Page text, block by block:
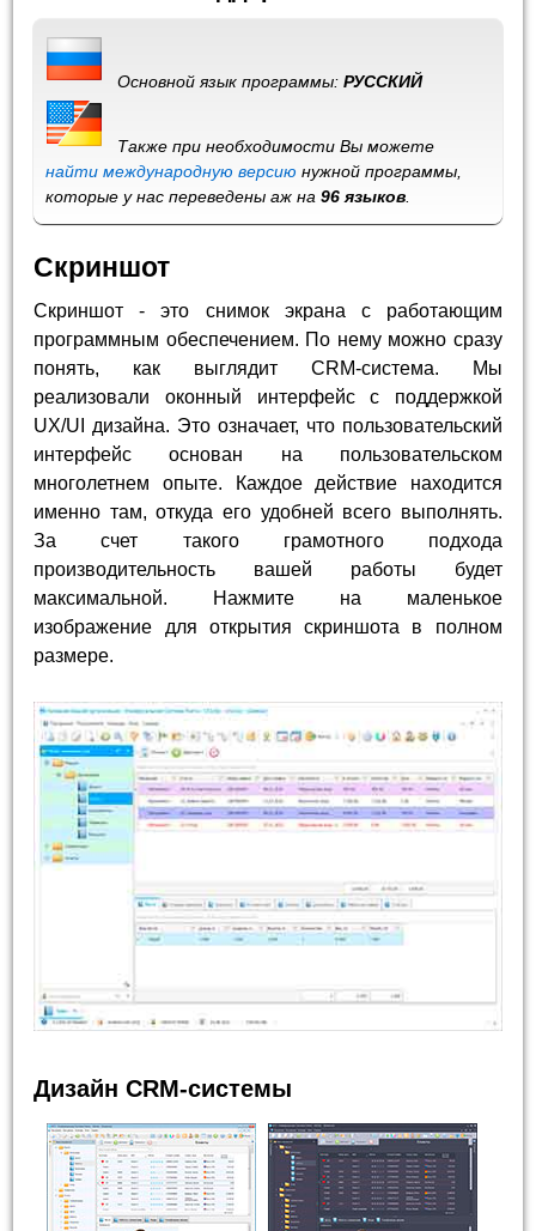
Основной язык программы:РУССКИЙ
Также при необходимости Вы можете
найти международную версию нужной программы,
которые у нас переведены аж на96 языков
Скриншот
Скриншот - это снимок экрана с работающим
программным обеспечением. По нему можно сразу
понять, как выглядит CRM-система. Мы
реализовали оконный интерфейс с поддержкой
UX/UI дизайна. Это означает, что пользовательский
интерфейс основан на пользовательском
многолетнем опыте. Каждое действие находится
именно там, откуда его удобней всего выполнять.
За счет такого грамотного подхода
производительность вашей работы будет
максимальной. Нажмите на маленькое
изображение для открытия скриншота в полном
размере.
Дизайн CRM-системы